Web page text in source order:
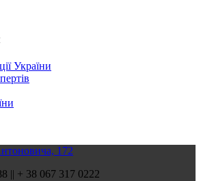
172
|| + 38 067 317 0222